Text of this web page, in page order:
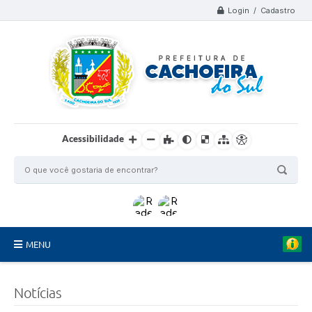
Login / Cadastro
Acessibilidade
MENU
Notícias